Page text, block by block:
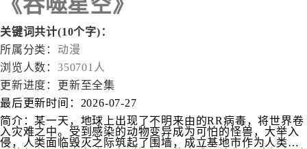
关键词共计(10个字)：
所属分类： 动漫
浏览人数： 350701人
更新进度：
更新至全集
最后更新时间： 2026-07-27
简介： 某一天，地球上出现了不明来由的RR病毒，将世界卷
入灾难之中。受到感染的动物变异成为可怕的怪兽，大举入
侵，人类面临毁灭之际筑起了围墙，成立基地市作为人类最